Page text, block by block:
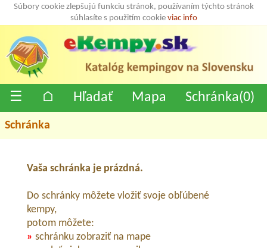
Súbory cookie zlepšujú funkciu stránok, používaním týchto stránok
súhlasíte s použitím cookie viac info
☰ ⌂ Hľadať Mapa Schránka(0)
Schránka
Vaša schránka je prázdná.
Do schránky môžete vložiť svoje obľúbené
kempy,
potom môžete:
» schránku zobraziť na mape